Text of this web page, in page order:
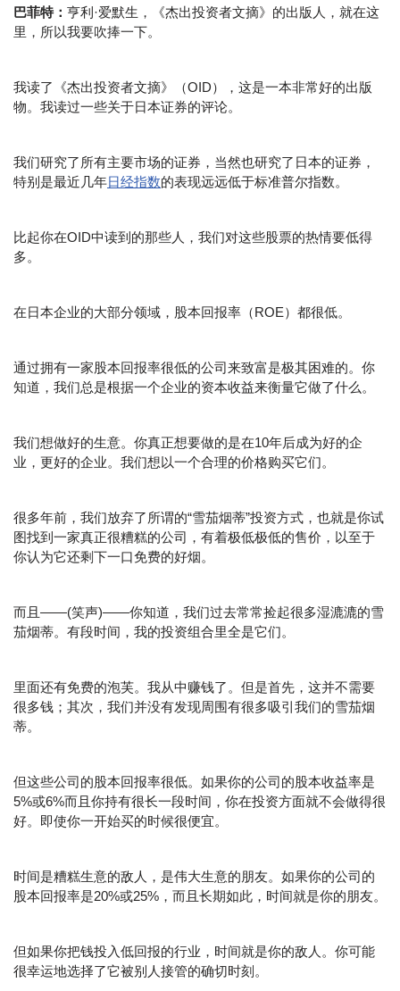
巴菲特： 亨利·爱默生，《杰出投资者文摘》的出版人，就在这
里，所以我要吹捧一下。
我读了《杰出投资者文摘》（OID），这是一本非常好的出版
物。我读过一些关于日本证券的评论。
我们研究了所有主要市场的证券，当然也研究了日本的证券，
特别是最近几年日经指数的表现远远低于标准普尔指数。
比起你在OID中读到的那些人，我们对这些股票的热情要低得
多。
在日本企业的大部分领域，股本回报率（ROE）都很低。
通过拥有一家股本回报率很低的公司来致富是极其困难的。你
知道，我们总是根据一个企业的资本收益来衡量它做了什么。
我们想做好的生意。你真正想要做的是在10年后成为好的企
业，更好的企业。我们想以一个合理的价格购买它们。
很多年前，我们放弃了所谓的“雪茄烟蒂”投资方式，也就是你试
图找到一家真正很糟糕的公司，有着极低极低的售价，以至于
你认为它还剩下一口免费的好烟。
而且——(笑声)——你知道，我们过去常常捡起很多湿漉漉的雪
茄烟蒂。有段时间，我的投资组合里全是它们。
里面还有免费的泡芙。我从中赚钱了。但是首先，这并不需要
很多钱；其次，我们并没有发现周围有很多吸引我们的雪茄烟
蒂。
但这些公司的股本回报率很低。如果你的公司的股本收益率是
5%或6%而且你持有很长一段时间，你在投资方面就不会做得很
好。即使你一开始买的时候很便宜。
时间是糟糕生意的敌人，是伟大生意的朋友。如果你的公司的
股本回报率是20%或25%，而且长期如此，时间就是你的朋友。
但如果你把钱投入低回报的行业，时间就是你的敌人。你可能
很幸运地选择了它被别人接管的确切时刻。